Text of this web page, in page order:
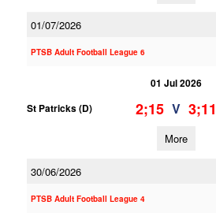
01/07/2026
PTSB Adult Football League 6
01 Jul 2026
St Patricks (D)
2;15 V 3;11
More
30/06/2026
PTSB Adult Football League 4